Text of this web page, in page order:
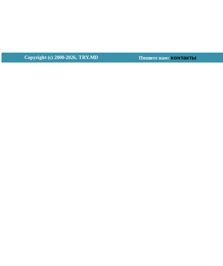
Copyright (с) 2000-2026, TRY.MD Пишите нам: контакты